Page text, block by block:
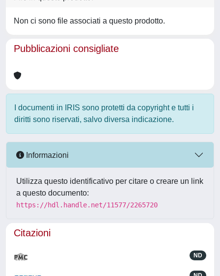
Non ci sono file associati a questo prodotto.
Pubblicazioni consigliate
I documenti in IRIS sono protetti da copyright e tutti i
diritti sono riservati, salvo diversa indicazione.
Informazioni
Utilizza questo identificativo per citare o creare un link
a questo documento:
https://hdl.handle.net/11577/2265720
Citazioni
ND